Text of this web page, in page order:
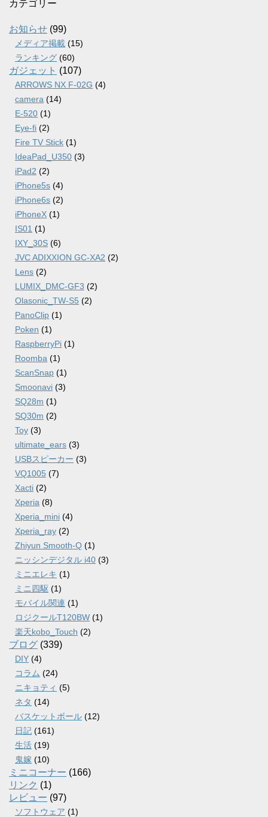
カ
ブ
カテゴリー
お知らせ (99)
メディア掲載 (15)
ランキング (60)
ガジェット (107)
ARROWS NX F-02G (4)
camera (14)
E-520 (1)
Eye-fi (2)
Fire TV Stick (1)
IdeaPad_U350 (3)
iPad2 (2)
iPhone5s (4)
iPhone6s (2)
iPhoneX (1)
IS01 (1)
IXY_30S (6)
JVC ADIXXION GC-XA2 (2)
Lens (2)
LUMIX_DMC-GF3 (2)
Olasonic_TW-S5 (2)
PanoClip (1)
Poken (1)
RaspberryPi (1)
Roomba (1)
ScanSnap (1)
Smoonavi (3)
SQ28m (1)
SQ30m (2)
Toy (3)
ultimate_ears (3)
USBスピーカー (3)
VQ1005 (7)
Xacti (2)
Xperia (8)
Xperia_mini (4)
Xperia_ray (2)
Zhiyun Smooth-Q (1)
ニッシンデジタル i40 (3)
ミニエレキ (1)
ミニ四駆 (1)
モバイル関連 (1)
ロジクールT120BW (1)
楽天kobo_Touch (2)
ブログ (339)
DIY (4)
コラム (24)
ニキョティ (5)
ネタ (14)
バスケットボール (12)
日記 (161)
生活 (19)
鬼嫁 (10)
ミニコーナー (166)
リンク (1)
レビュー (97)
ソフトウェア (1)